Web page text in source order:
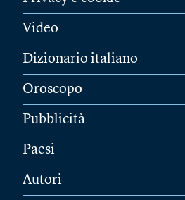
Video
Dizionario italiano
Oroscopo
Pubblicità
Paesi
Autori